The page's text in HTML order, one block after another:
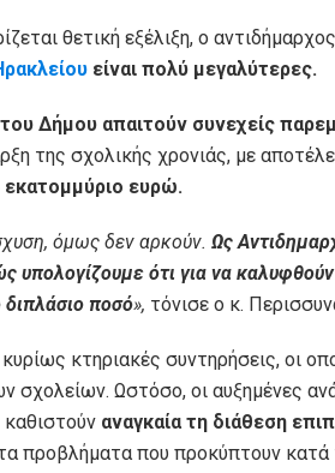
θετική εξέλιξη, ο
είναι πολύ μεγαλύτερες.
Δήμου απαιτούν συνεχείς
της σχολικής χρονιάς, με
ευρώ.
όμως δεν αρκούν. Ως
υπολογίζουμε ότι για να
ποσό», τόνισε ο κ.
κτηριακές συντηρήσεις, οι
σχολείων. Ωστόσο, οι αυξημένες
καθιστούν αναγκαία τη διάθεση
προβλήματα που προκύπτουν κατά